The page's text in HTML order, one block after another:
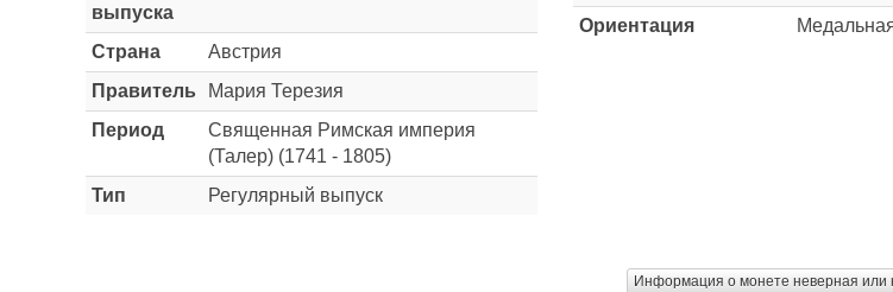
выпуска
Страна
Австрия
Правитель
Мария Терезия
Период
Священная Римская империя
(Талер) (1741 - 1805)
Тип
Регулярный выпуск
Ориентация
Информация о монете неверная или